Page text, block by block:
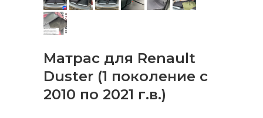
Матрас для Renault
Duster (1 поколение с
2010 по 2021 г.в.)